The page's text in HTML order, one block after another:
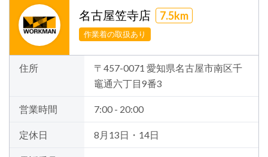
名古屋笠寺店 7.5km
作業着の取扱あり
住所
〒457-0071 愛知県名古屋市南区千
竈通六丁目9番3
営業時間 7:00 - 20:00
定休日 8月13日・14日